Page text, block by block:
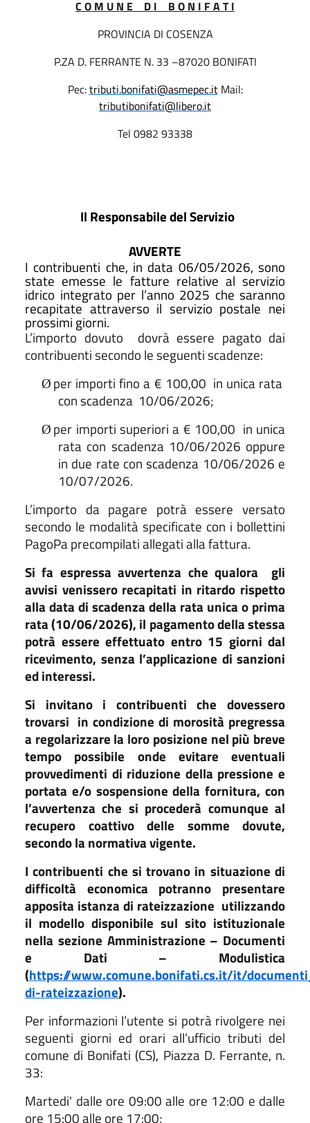
C O M U N E D I
B O N I F A T I
PROVINCIA DI COSENZA
P.ZA D. FERRANTE N. 33 –87020 BONIFATI
Pec:tributi.bonifati@asmepec.it Mail:
tributibonifati@libero.it
Tel 0982 93338
Il Responsabile del Servizio
AVVERTE
I contribuenti che, in data 06/05/2026, sono
state emesse le fatture relative al servizio
idrico integrato per l’anno 2025 che saranno
recapitate attraverso il servizio postale nei
prossimi giorni.
L’importo dovuto
dovrà essere pagato dai
contribuenti secondo le seguenti scadenze:
Ø per importi fino a € 100,00 in unica rata
con scadenza 10/06/2026;
Ø per importi superiori a € 100,00 in unica
rata con scadenza 10/06/2026 oppure
in due rate con scadenza 10/06/2026 e
10/07/2026.
L’importo da pagare potrà essere versato
secondo le modalità specificate con i bollettini
PagoPa precompilati allegati alla fattura.
Si fa espressa avvertenza che qualora
gli
avvisi venissero recapitati in ritardo rispetto
alla data di scadenza della rata unica o prima
rata (10/06/2026), il pagamento della stessa
potrà essere effettuato entro 15 giorni dal
ricevimento, senza l’applicazione di sanzioni
ed interessi.
Si invitano i contribuenti che dovessero
trovarsi in condizione di morosità pregressa
a regolarizzare la loro posizione nel più breve
tempo possibile onde evitare eventuali
provvedimenti di riduzione della pressione e
portata e/o sospensione della fornitura, con
l’avvertenza che si procederà comunque al
recupero coattivo delle somme dovute,
secondo la normativa vigente.
I contribuenti che si trovano in situazione di
difficoltà economica potranno presentare
apposita istanza di rateizzazione utilizzando
il modello disponibile sul sito istituzionale
nella sezione Amministrazione – Documenti
e Dati – Modulistica
(https://www.comune.bonifati.cs.it/it/
di-rateizzazione).
Per informazioni l’utente si potrà rivolgere nei
seguenti giorni ed orari all’ufficio tributi del
comune di Bonifati (CS), Piazza D. Ferrante, n.
33:
Martedi' dalle ore 09:00 alle ore 12:00 e dalle
ore 15:00 alle ore 17:00;